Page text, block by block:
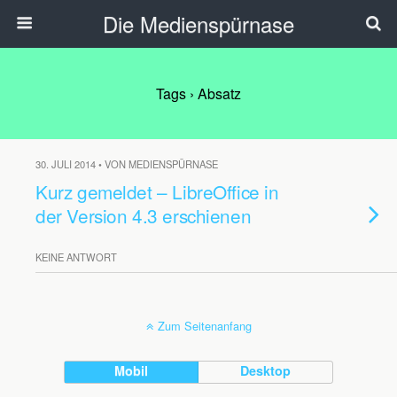
Die Medienspürnase
Tags › Absatz
30. JULI 2014 • VON MEDIENSPÜRNASE
Kurz gemeldet – LibreOffice in
der Version 4.3 erschienen
KEINE ANTWORT
Zum Seitenanfang
Mobil Desktop